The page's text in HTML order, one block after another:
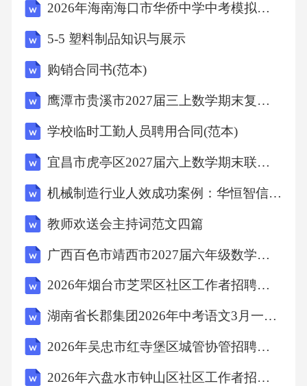
2026年海南海口市华侨中学中考模拟地理试卷（文字版含答案）
5-5 塑料制品知识与展示
购销合同书(范本)
鹰潭市贵溪市2027届三上数学期末复习检测模拟试题含解析
学校临时工勤人员聘用合同(范本)
宜昌市虎亭区2027届六上数学期末联考模拟试题含解析
机械制造行业人效成功案例：华恒智信破解人员流失成本高
教师欢送会主持词范文四篇
广西百色市靖西市2027届六年级数学第一学期期末质量跟踪监视试题含解析
2026年烟台市芝罘区社区工作者招聘考试参考试题及答案解析
湖南省长郡集团2026年中考语文3月一模试卷（含答案）
2026年吴忠市红寺堡区城管协管招聘笔试备考题库及答案解析
2026年六盘水市钟山区社区工作者招聘笔试模拟试题及答案解析